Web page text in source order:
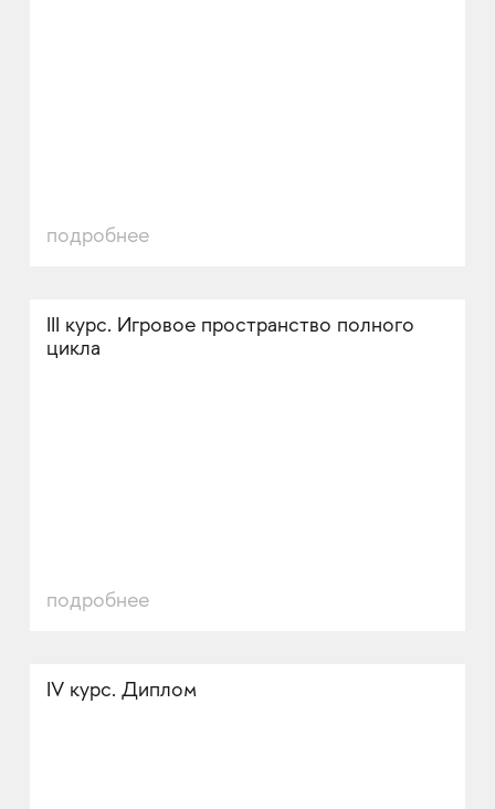
подробнее
III курс. Игровое пространство полного
цикла
подробнее
IV курс. Диплом